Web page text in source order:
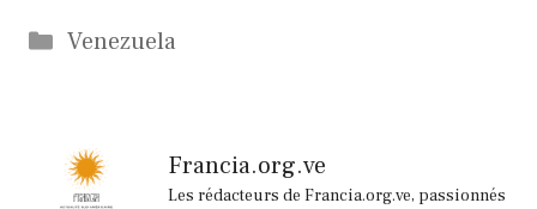
Catégories
Venezuela
Francia.org.ve
Les rédacteurs de Francia.org.ve, passionnés